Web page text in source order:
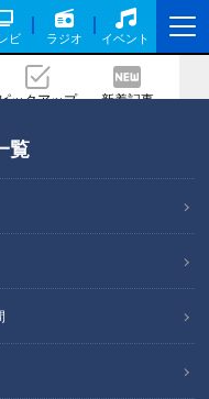
ビ ラジオ イベント
ックアップ 新着記事
覧
質・高機能！